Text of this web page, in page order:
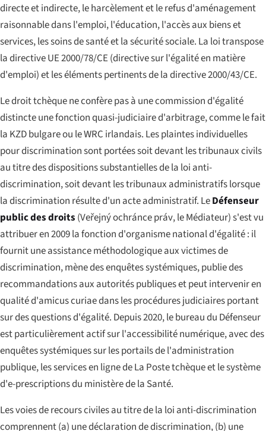
directe et indirecte, le harcèlement et le refus d'aménagement
raisonnable dans l'emploi, l'éducation, l'accès aux biens et
services, les soins de santé et la sécurité sociale. La loi transpose
la directive UE 2000/78/CE (directive sur l'égalité en matière
d'emploi) et les éléments pertinents de la directive 2000/43/CE.
Le droit tchèque ne confère pas à une commission d'égalité
distincte une fonction quasi-judiciaire d'arbitrage, comme le fait
la KZD bulgare ou le WRC irlandais. Les plaintes individuelles
pour discrimination sont portées soit devant les tribunaux civils
au titre des dispositions substantielles de la loi anti-
discrimination, soit devant les tribunaux administratifs lorsque
la discrimination résulte d'un acte administratif. LeDéfenseur
public des droits (Veřejný ochránce práv, le Médiateur) s'est vu
attribuer en 2009 la fonction d'organisme national d'égalité : il
fournit une assistance méthodologique aux victimes de
discrimination, mène des enquêtes systémiques, publie des
recommandations aux autorités publiques et peut intervenir en
qualité d'amicus curiae dans les procédures judiciaires portant
sur des questions d'égalité. Depuis 2020, le bureau du Défenseur
est particulièrement actif sur l'accessibilité numérique, avec des
enquêtes systémiques sur les portails de l'administration
publique, les services en ligne de La Poste tchèque et le système
d'e-prescriptions du ministère de la Santé.
Les voies de recours civiles au titre de la loi anti-discrimination
comprennent (a) une déclaration de discrimination, (b) une